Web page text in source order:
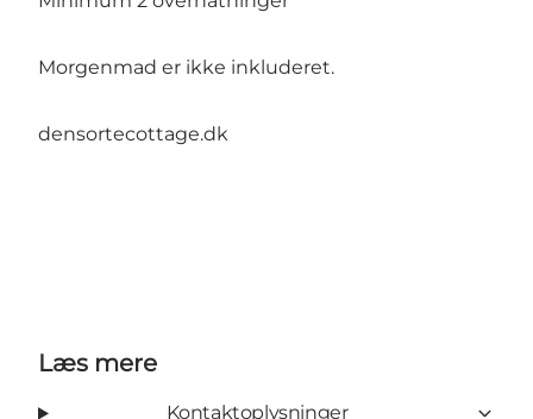
Morgenmad er ikke inkluderet.
densortecottage.dk
Læs mere
Kontaktoplysninger